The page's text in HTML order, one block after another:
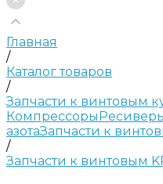
Главная
/
Каталог товаров
/
Запчасти к винтовым
Компрессоры
азотаЗапчасти к
/
Запчасти к винтовым